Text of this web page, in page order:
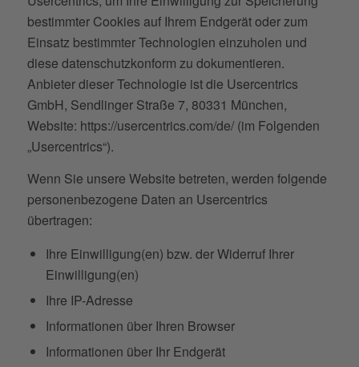
bestimmter Cookies auf Ihrem Endgerät oder zum
Einsatz bestimmter Technologien einzuholen und
diese datenschutzkonform zu dokumentieren.
Anbieter dieser Technologie ist die Usercentrics
GmbH, Sendlinger Straße 7, 80331 München,
Website: https://usercentrics.com/de/ (im Folgenden
„Usercentrics“).
Wenn Sie unsere Website betreten, werden folgende
personenbezogene Daten an Usercentrics
übertragen:
Ihre Einwilligung(en) bzw. der Widerruf Ihrer
Einwilligung(en)
Ihre IP-Adresse
Informationen über Ihren Browser
Informationen über Ihr Endgerät